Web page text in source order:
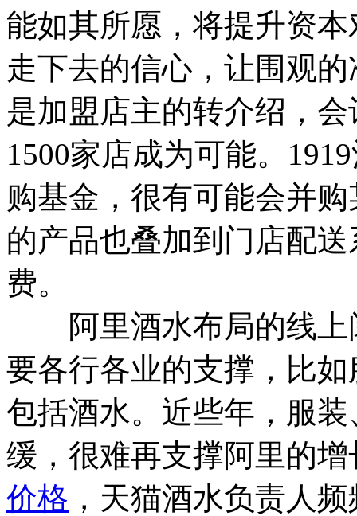
能如其所愿，将提升资
走下去的信心，让围观
是加盟店主的转介绍，
1500家店成为可能。
购基金，很有可能会并
的产品也叠加到门店配
费。
阿里酒水布局的线上
要各行各业的支撑，比
包括酒水。近些年，服
缓，很难再支撑阿里的
价格 ，天猫酒水负责人